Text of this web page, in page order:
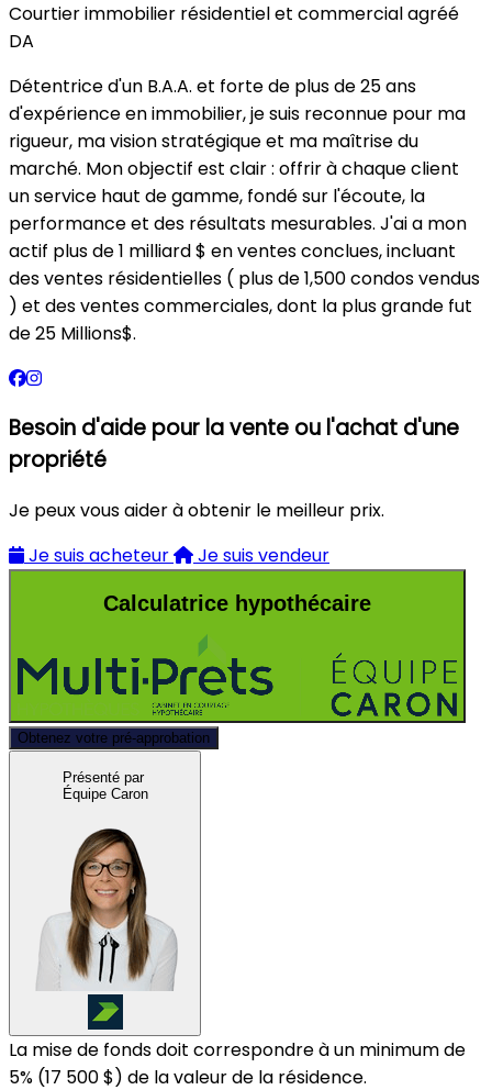
Courtier immobilier résidentiel et commercial agréé
DA
Détentrice d'un B.A.A. et forte de plus de 25 ans
d'expérience en immobilier, je suis reconnue pour ma
rigueur, ma vision stratégique et ma maîtrise du
marché. Mon objectif est clair : offrir à chaque client
un service haut de gamme, fondé sur l'écoute, la
performance et des résultats mesurables. J'ai a mon
actif plus de 1 milliard $ en ventes conclues, incluant
des ventes résidentielles ( plus de 1,500 condos vendus
) et des ventes commerciales, dont la plus grande fut
de 25 Millions$.
Besoin d'aide pour la vente ou l'achat d'une
propriété
Je peux vous aider à obtenir le meilleur prix.
Je suis acheteur
Je suis vendeur
Calculatrice hypothécaire
Obtenez votre pré-approbation
Présenté par
Équipe Caron
La mise de fonds doit correspondre à un minimum de
5% (17 500 $) de la valeur de la résidence.